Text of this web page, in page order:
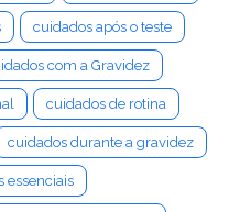
cuidados após o teste
com a Gravidez
cuidados de rotina
cuidados durante a gravidez
essenciais